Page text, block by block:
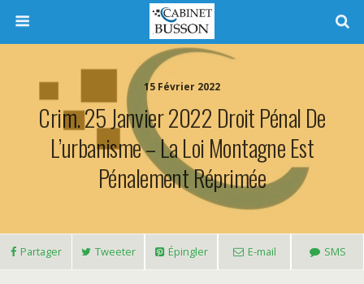
15 Février 2022
Crim. 25 Janvier 2022 Droit Pénal De
L’urbanisme – La Loi Montagne Est
Pénalement Réprimée
Partager Tweeter Épingler E-mail SMS